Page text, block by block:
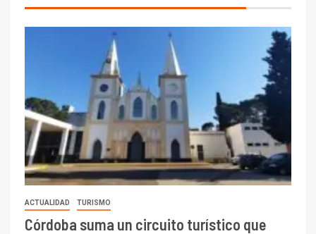
ACTUALIDAD TURISMO
Córdoba suma un circuito turístico que